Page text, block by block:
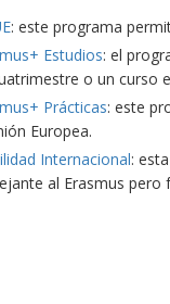
: este programa
Estudios: el
o un curso
Prácticas: este
Europea.
Internacional:
al Erasmus pero